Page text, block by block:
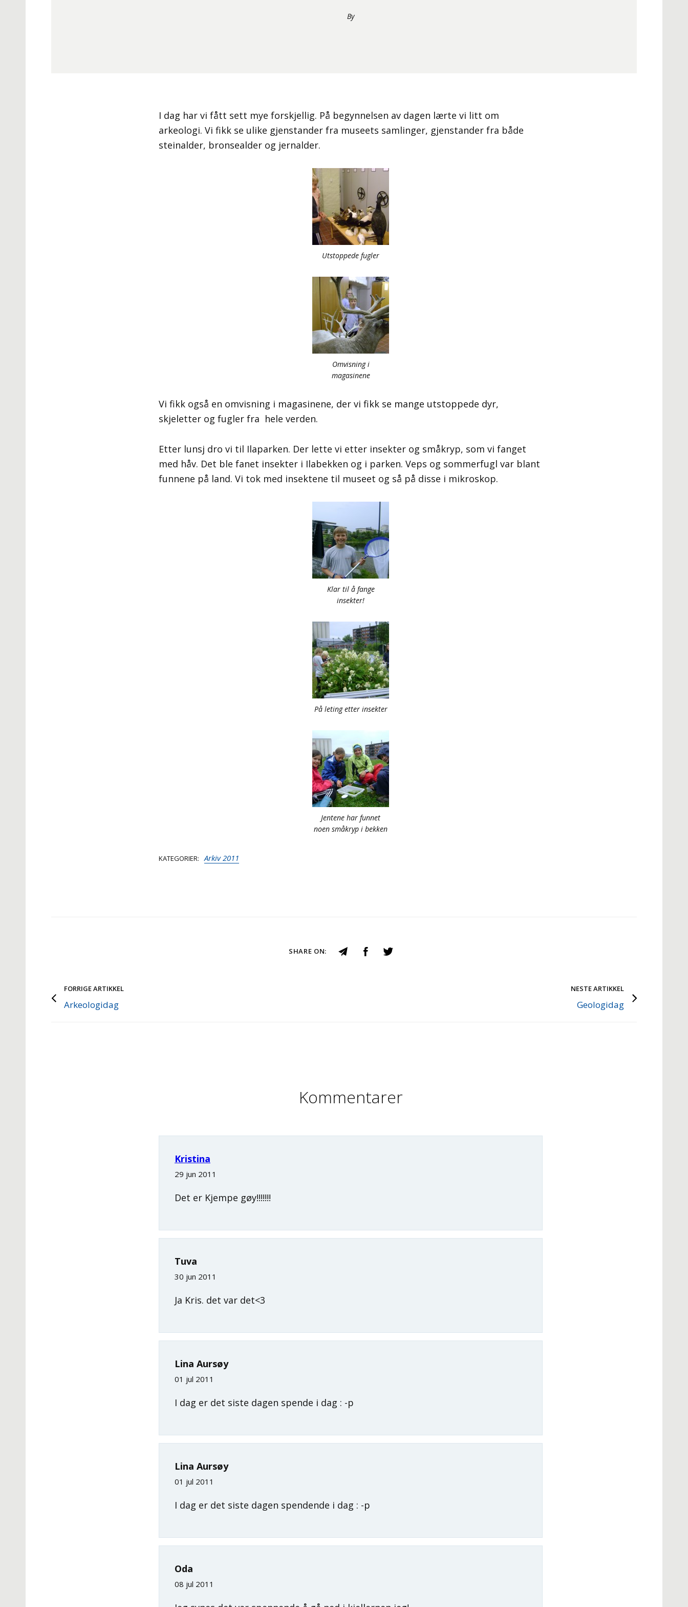
By
I dag har vi fått sett mye forskjellig. På begynnelsen av dagen lærte vi litt om
arkeologi. Vi fikk se ulike gjenstander fra museets samlinger, gjenstander fra både
steinalder, bronsealder og jernalder.
Utstoppede fugler
Omvisning i
magasinene
Vi fikk også en omvisning i magasinene, der vi fikk se mange utstoppede dyr,
skjeletter og fugler fra hele verden.
Etter lunsj dro vi til Ilaparken. Der lette vi etter insekter og småkryp, som vi fanget
med håv. Det ble fanet insekter i Ilabekken og i parken. Veps og sommerfugl var blant
funnene på land. Vi tok med insektene til museet og så på disse i mikroskop.
Klar til å fange
insekter!
På leting etter insekter
Jentene har funnet
noen småkryp i bekken
KATEGORIER Arkiv 2011
SHARE ON:
FORRIGE ARTIKKEL
Arkeologidag
NESTE ARTIKKEL
Geologidag
Kommentarer
Kristina
29 jun 2011
Det er Kjempe gøy!!!!!!!
Tuva
30 jun 2011
Ja Kris. det var det<3
Lina Aursøy
01 jul 2011
I dag er det siste dagen spende i dag : -p
Lina Aursøy
01 jul 2011
I dag er det siste dagen spendende i dag : -p
Oda
08 jul 2011